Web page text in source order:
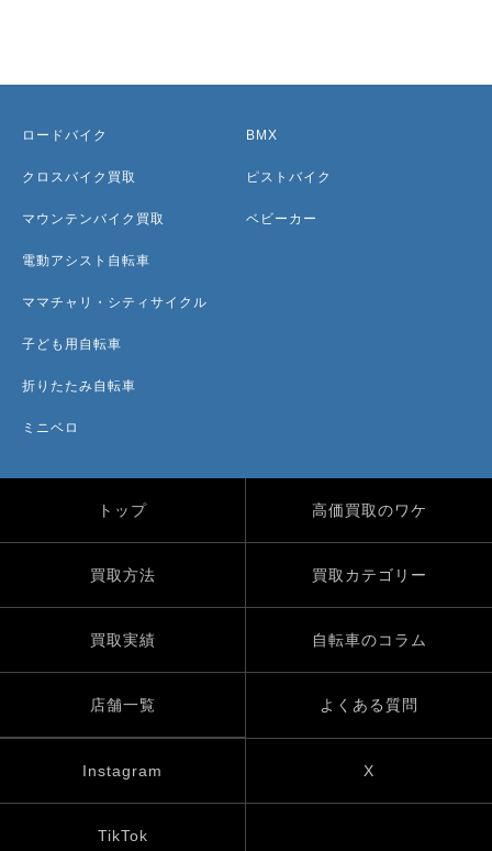
ロードバイク
クロスバイク買取
マウンテンバイク買取
電動アシスト自転車
ママチャリ・シティサイクル
子ども用自転車
折りたたみ自転車
ミニベロ
BMX
ピストバイク
ベビーカー
トップ 高価買取のワケ
買取方法 買取カテゴリー
買取実績 自転車のコラム
店舗一覧 よくある質問
Instagram X
TikTok